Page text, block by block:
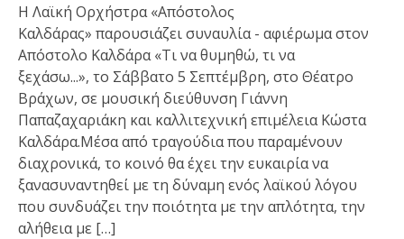
Η Λαϊκή Ορχήστρα «Απόστολος
Καλδάρας» παρουσιάζει συναυλία - αφιέρωμα στον
Απόστολο Καλδάρα «Τι να θυμηθώ, τι να
ξεχάσω...», το Σάββατο 5 Σεπτέμβρη, στο Θέατρο
Βράχων, σε μουσική διεύθυνση Γιάννη
Παπαζαχαριάκη και καλλιτεχνική επιμέλεια Κώστα
Καλδάρα.Μέσα από τραγούδια που παραμένουν
διαχρονικά, το κοινό θα έχει την ευκαιρία να
ξανασυναντηθεί με τη δύναμη ενός λαϊκού λόγου
που συνδυάζει την ποιότητα με την απλότητα, την
αλήθεια με […]